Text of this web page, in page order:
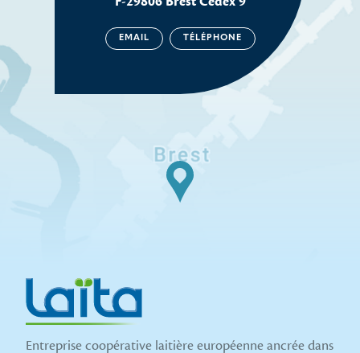
EMAIL TÉLÉPHONE
Entreprise coopérative laitière européenne ancrée dans